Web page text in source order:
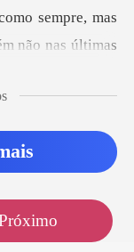
não nas últimas